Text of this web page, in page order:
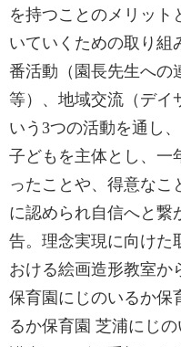
を持つことのメリット
いていくための取り組
番活動（園長先生への
等）、地域交流（デイ
いう3つの活動を通し
子どもを主体とし、一
ったことや、得意なこ
に認められ自信へと繋
告。理念実現に向けた
おける絵画造形教室か
保育園にじのいるか保
るか保育園 芝浦にじ